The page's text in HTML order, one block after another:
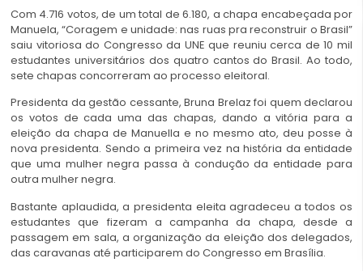
Com 4.716 votos, de um total de 6.180, a chapa encabeçada por
Manuela, “Coragem e unidade: nas ruas pra reconstruir o Brasil”
saiu vitoriosa do Congresso da UNE que reuniu cerca de 10 mil
estudantes universitários dos quatro cantos do Brasil. Ao todo,
sete chapas concorreram ao processo eleitoral.
Presidenta da gestão cessante, Bruna Brelaz foi quem declarou
os votos de cada uma das chapas, dando a vitória para a
eleição da chapa de Manuella e no mesmo ato, deu posse à
nova presidenta. Sendo a primeira vez na história da entidade
que uma mulher negra passa à condução da entidade para
outra mulher negra.
Bastante aplaudida, a presidenta eleita agradeceu a todos os
estudantes que fizeram a campanha da chapa, desde a
passagem em sala, a organização da eleição dos delegados,
das caravanas até participarem do Congresso em Brasília.